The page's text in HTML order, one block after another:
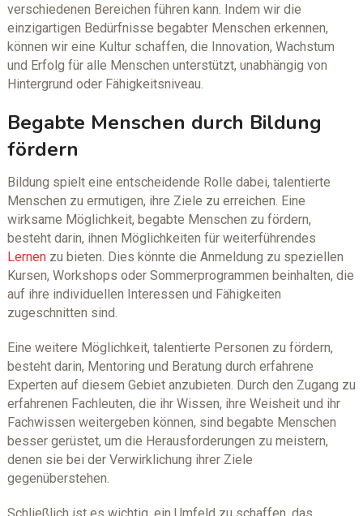
verschiedenen Bereichen führen kann. Indem wir die
einzigartigen Bedürfnisse begabter Menschen erkennen,
können wir eine Kultur schaffen, die Innovation, Wachstum
und Erfolg für alle Menschen unterstützt, unabhängig von
Hintergrund oder Fähigkeitsniveau.
Begabte Menschen durch Bildung
fördern
Bildung spielt eine entscheidende Rolle dabei, talentierte
Menschen zu ermutigen, ihre Ziele zu erreichen. Eine
wirksame Möglichkeit, begabte Menschen zu fördern,
besteht darin, ihnen Möglichkeiten für weiterführendes
Lernenzu bieten. Dies könnte die Anmeldung zu speziellen
Kursen, Workshops oder Sommerprogrammen beinhalten, die
auf ihre individuellen Interessen und Fähigkeiten
zugeschnitten sind.
Eine weitere Möglichkeit, talentierte Personen zu fördern,
besteht darin, Mentoring und Beratung durch erfahrene
Experten auf diesem Gebiet anzubieten. Durch den Zugang zu
erfahrenen Fachleuten, die ihr Wissen, ihre Weisheit und ihr
Fachwissen weitergeben können, sind begabte Menschen
besser gerüstet, um die Herausforderungen zu meistern,
denen sie bei der Verwirklichung ihrer Ziele
gegenüberstehen.